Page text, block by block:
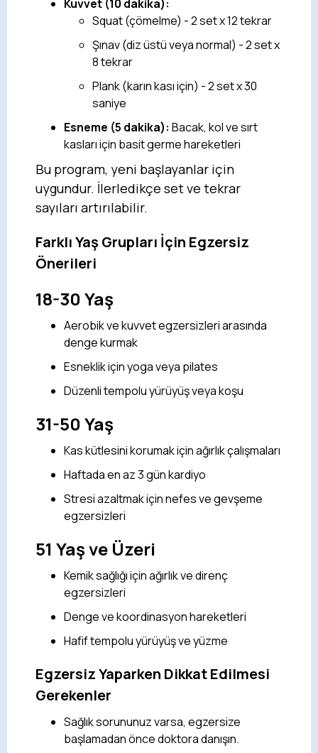
Kuvvet (10 dakika):
Squat (çömelme) - 2 set x 12 tekrar
Şınav (diz üstü veya normal) - 2 set x
8 tekrar
Plank (karın kası için) - 2 set x 30
saniye
Esneme (5 dakika): Bacak, kol ve sırt
kasları için basit germe hareketleri
Bu program, yeni başlayanlar için
uygundur. İlerledikçe set ve tekrar
sayıları artırılabilir.
Farklı Yaş Grupları İçin Egzersiz
Önerileri
18-30 Yaş
Aerobik ve kuvvet egzersizleri arasında
denge kurmak
Esneklik için yoga veya pilates
Düzenli tempolu yürüyüş veya koşu
31-50 Yaş
Kas kütlesini korumak için ağırlık çalışmaları
Haftada en az 3 gün kardiyo
Stresi azaltmak için nefes ve gevşeme
egzersizleri
51 Yaş ve Üzeri
Kemik sağlığı için ağırlık ve direnç
egzersizleri
Denge ve koordinasyon hareketleri
Hafif tempolu yürüyüş ve yüzme
Egzersiz Yaparken Dikkat Edilmesi
Gerekenler
Sağlık sorununuz varsa, egzersize
başlamadan önce doktora danışın.